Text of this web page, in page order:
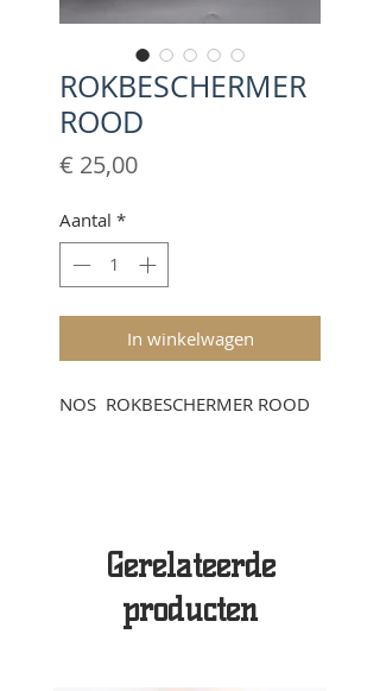
ROKBESCHERMER
ROOD
€ 25,00Prijs
Aantal *
In winkelwagen
NOS ROKBESCHERMER ROOD
Gerelateerde
producten